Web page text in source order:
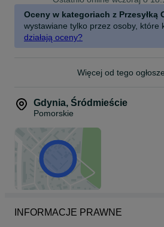
Długość 60 cm
Oceny w kategoriach z Przesyłką
wystawiane tylko przez osoby, które
działają oceny?
Więcej od tego
Gdynia, Śródmieście
Pomorskie
INFORMACJE PRAWNE